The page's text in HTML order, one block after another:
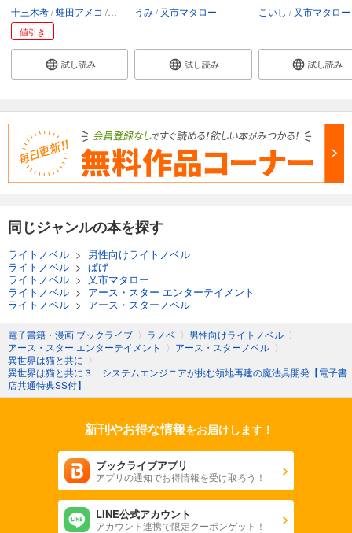
十三木考 蛙田アメコ 又市マタロー
値引き
試し読み
うみ 又市マタロー
試し読み
こいし 又市マタロー
試し読み
同じジャンルの本を探す
ライトノベル > 男性向けライトノベル
ライトノベル > ぱげ
ライトノベル > 又市マタロー
ライトノベル > アース・スター エンターテイメント
ライトノベル > アース・スターノベル
電子書籍・漫画 ブックライブ 〉 ラノベ 〉 男性向けライトノベル 〉
アース・スター エンターテイメント
〉 アース・スターノベル 〉
異世界は猫と共に 〉
異世界は猫と共に３ システムエンジニアが挑む領地再建の魔法具開発【電子書
店共通特典SS付】
新刊やお得な情報をお届けします！
ブックライブアプリ
アプリの通知でお得情報を受け取ろう！
LINE公式アカウント
アカウント連携で限定クーポンゲット！